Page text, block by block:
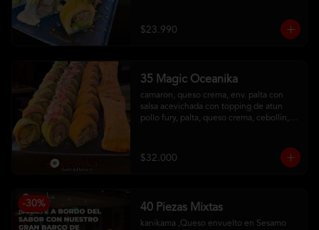
con salsa maracuya
$23.990
35 Magic Oceanika
camaron, queso crema, env. palta con
salsa acevichada con topping de atun
pollo fury, palta, queso crema, cebollin,
tempura
tequeños de queso
$32.000
-30% 40 Piezas Mixtas
kanikama ,Queso envuelto en Sesamo